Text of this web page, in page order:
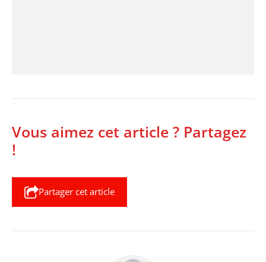
Vous aimez cet article ? Partagez
!
Partager cet article